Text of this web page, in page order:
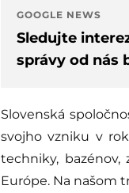
GOOGLE NEWS
Sledujte
správy od nás
Slovenská
svojho vzniku v
techniky,
Európe. Na našom